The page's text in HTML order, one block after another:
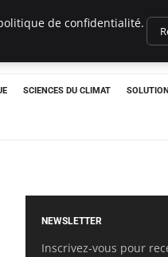
SCIENCES DU CLIMAT
NEWSLETTER
Inscrivez-vous pour
de confidentialité.